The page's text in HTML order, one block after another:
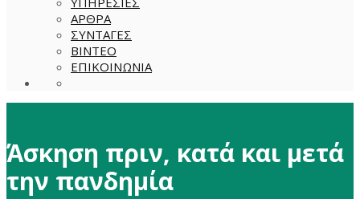
ΑΡΘΡΑ
ΣΥΝΤΑΓΕΣ
ΒΙΝΤΕΟ
ΕΠΙΚΟΙΝΩΝΙΑ
Άσκηση πριν, κατά και μετά
την πανδημία